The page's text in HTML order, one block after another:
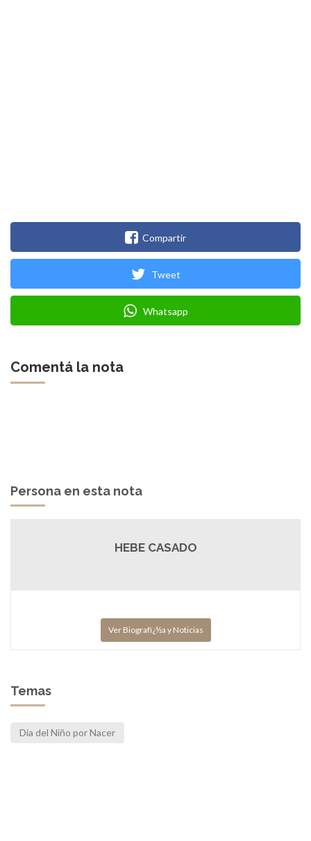
Compartir
Tweet
Whatsapp
Comentá la nota
Persona en esta nota
HEBE CASADO
Ver Biografï¿½a y Noticias
Temas
Día del Niño por Nacer